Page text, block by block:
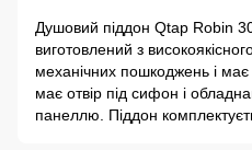
Душовий піддон Qtap Robin
виготовлений з
механічних пошкоджень і
має отвір під сифон і
панеллю. Піддон